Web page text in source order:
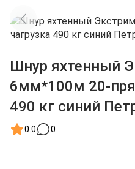
Шнур яхтенный
6мм*100м 20-
490 кг синий
0.0 0